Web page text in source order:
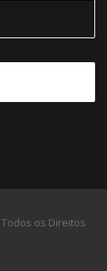
Todos os Direitos